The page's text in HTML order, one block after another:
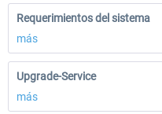
Requerimientos del sistema
más
Upgrade-Service
más